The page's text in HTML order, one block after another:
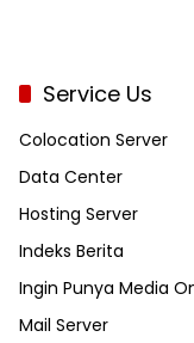
Service Us
Colocation Server
Data Center
Hosting Server
Indeks Berita
Ingin Punya Media
Mail Server